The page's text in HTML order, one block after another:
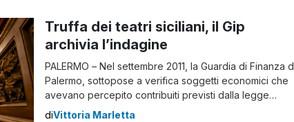
Truffa dei teatri siciliani, il Gip
archivia l’indagine
PALERMO – Nel settembre 2011, la Guardia di Finanza
Palermo, sottopose a verifica soggetti economici che
avevano percepito contribuiti previsti dalla legge
regionale 25 del 2007, erogati dall’assessorato
diVittoria Marletta